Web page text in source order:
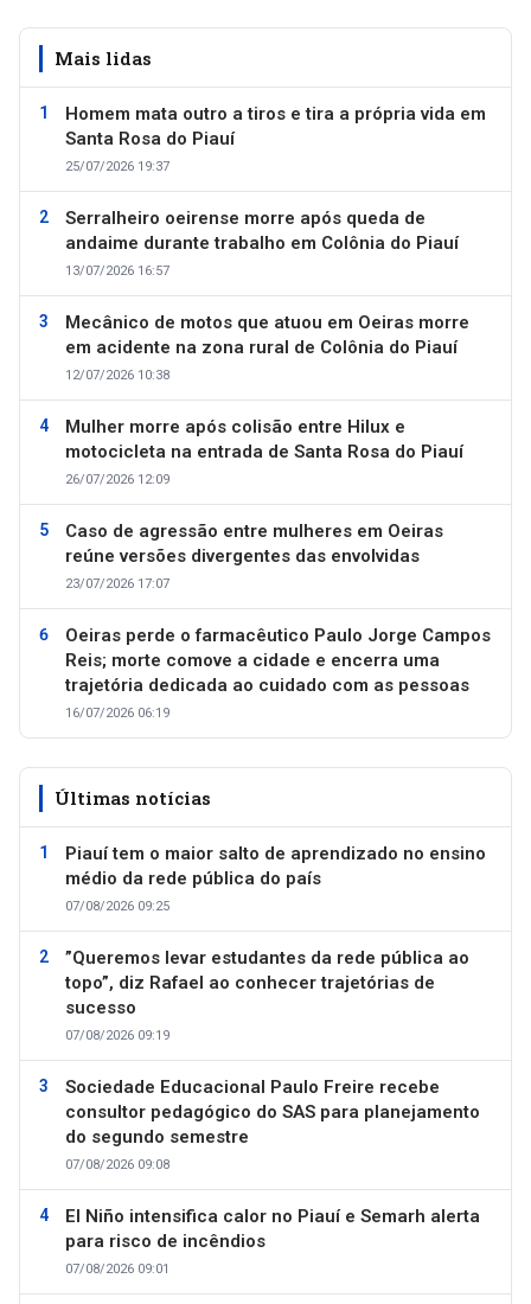
Mais lidas
Homem mata outro a tiros e tira a própria vida em
Santa Rosa do Piauí
25/07/2026 19:37
Serralheiro oeirense morre após queda de
andaime durante trabalho em Colônia do Piauí
13/07/2026 16:57
Mecânico de motos que atuou em Oeiras morre
em acidente na zona rural de Colônia do Piauí
12/07/2026 10:38
Mulher morre após colisão entre Hilux e
motocicleta na entrada de Santa Rosa do Piauí
26/07/2026 12:09
Caso de agressão entre mulheres em Oeiras
reúne versões divergentes das envolvidas
23/07/2026 17:07
Oeiras perde o farmacêutico Paulo Jorge Campos
Reis; morte comove a cidade e encerra uma
trajetória dedicada ao cuidado com as pessoas
16/07/2026 06:19
Últimas notícias
Piauí tem o maior salto de aprendizado no ensino
médio da rede pública do país
07/08/2026 09:25
”Queremos levar estudantes da rede pública ao
topo”, diz Rafael ao conhecer trajetórias de
sucesso
07/08/2026 09:19
Sociedade Educacional Paulo Freire recebe
consultor pedagógico do SAS para planejamento
do segundo semestre
07/08/2026 09:08
El Niño intensifica calor no Piauí e Semarh alerta
para risco de incêndios
07/08/2026 09:01